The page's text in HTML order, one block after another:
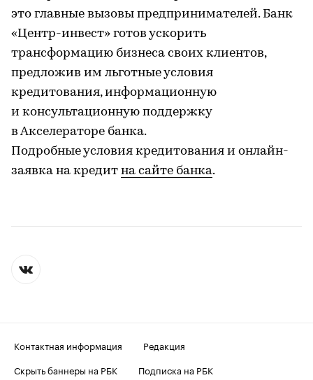
это главные вызовы предпринимателей. Банк
«Центр-инвест» готов ускорить
трансформацию бизнеса своих клиентов,
предложив им льготные условия
кредитования, информационную
и консультационную поддержку
в Акселераторе банка.
Подробные условия кредитования и онлайн-
заявка на кредит на сайте банка.
Контактная информация
Редакция
Скрыть баннеры на РБК
Подписка на РБК